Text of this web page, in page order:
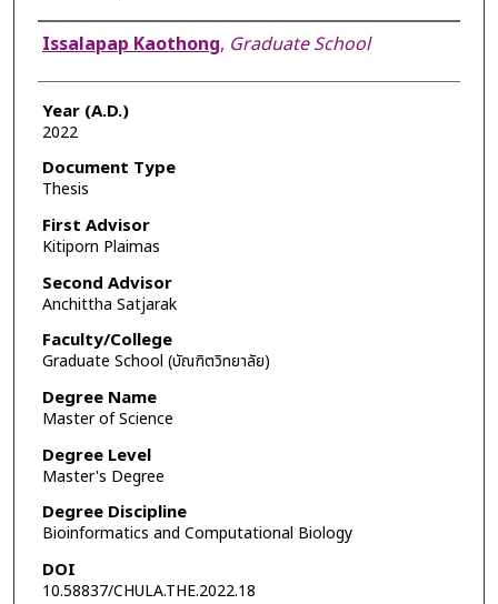
Author
Issalapap Kaothong, Graduate School
Year (A.D.)
2022
Document Type
Thesis
First Advisor
Kitiporn Plaimas
Second Advisor
Anchittha Satjarak
Faculty/College
Graduate School (บัณฑิตวิทยาลัย)
Degree Name
Master of Science
Degree Level
Master's Degree
Degree Discipline
Bioinformatics and Computational Biology
DOI
10.58837/CHULA.THE.2022.18